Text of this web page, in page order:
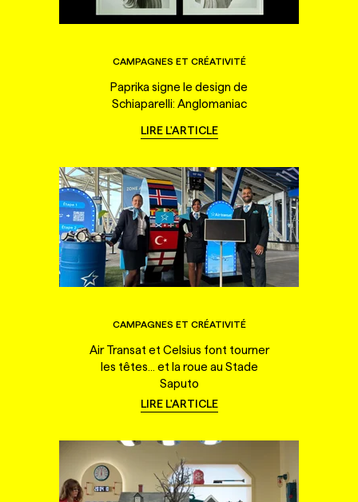
CAMPAGNES ET CRÉATIVITÉ
Paprika signe le design de
Schiaparelli: Anglomaniac
LIRE L'ARTICLE
CAMPAGNES ET CRÉATIVITÉ
Air Transat et Celsius font tourner
les têtes... et la roue au Stade
Saputo
LIRE L'ARTICLE